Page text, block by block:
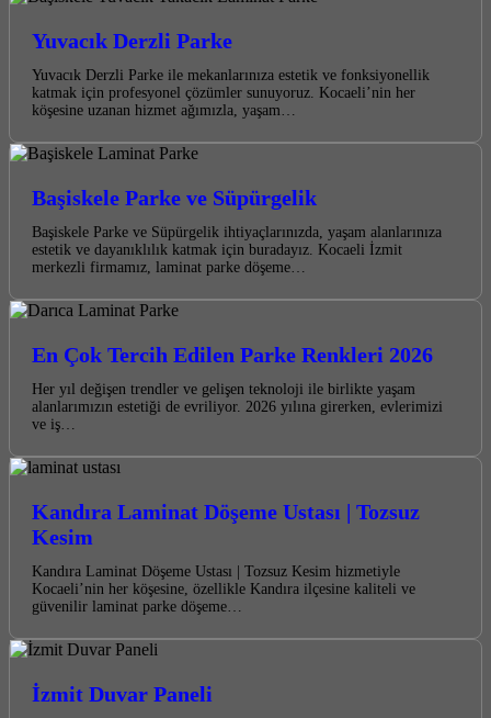
Yuvacık Derzli Parke
Yuvacık Derzli Parke ile mekanlarınıza estetik ve fonksiyonellik
katmak için profesyonel çözümler sunuyoruz. Kocaeli’nin her
köşesine uzanan hizmet ağımızla, yaşam…
Başiskele Parke ve Süpürgelik
Başiskele Parke ve Süpürgelik ihtiyaçlarınızda, yaşam alanlarınıza
estetik ve dayanıklılık katmak için buradayız. Kocaeli İzmit
merkezli firmamız, laminat parke döşeme…
En Çok Tercih Edilen Parke Renkleri 2026
Her yıl değişen trendler ve gelişen teknoloji ile birlikte yaşam
alanlarımızın estetiği de evriliyor. 2026 yılına girerken, evlerimizi
ve iş…
Kandıra Laminat Döşeme Ustası | Tozsuz
Kesim
Kandıra Laminat Döşeme Ustası | Tozsuz Kesim hizmetiyle
Kocaeli’nin her köşesine, özellikle Kandıra ilçesine kaliteli ve
güvenilir laminat parke döşeme…
İzmit Duvar Paneli